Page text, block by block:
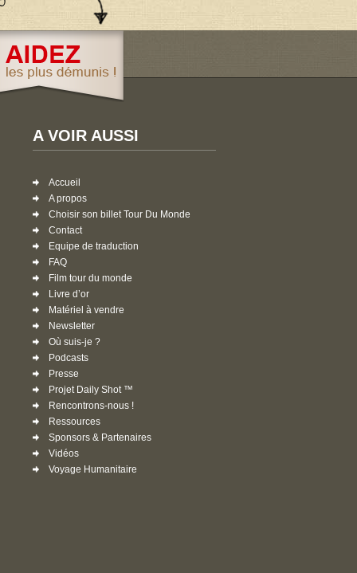
A VOIR AUSSI
Accueil
A propos
Choisir son billet Tour Du Monde
Contact
Equipe de traduction
FAQ
Film tour du monde
Livre d’or
Matériel à vendre
Newsletter
Où suis-je ?
Podcasts
Presse
Projet Daily Shot ™
Rencontrons-nous !
Ressources
Sponsors & Partenaires
Vidéos
Voyage Humanitaire